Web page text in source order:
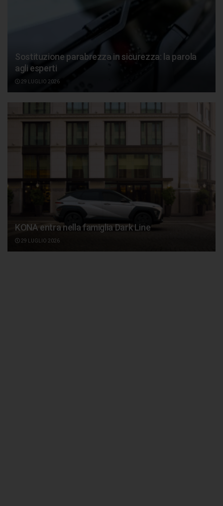
Sostituzione parabrezza in sicurezza: la parola
agli esperti
29 LUGLIO 2026
KONA entra nella famiglia Dark Line
29 LUGLIO 2026